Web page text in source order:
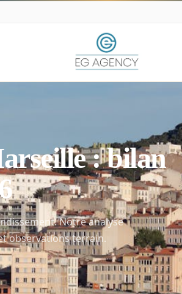
: bilan
Notre analyse
observations terrain.